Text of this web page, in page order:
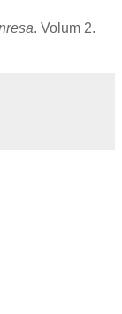
. Volum 2.